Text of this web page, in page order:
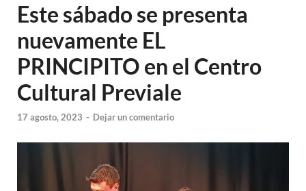
Este sábado se presenta
nuevamente EL
PRINCIPITO en el Centro
Cultural Previale
17 agosto, 2023 - Dejar un comentario